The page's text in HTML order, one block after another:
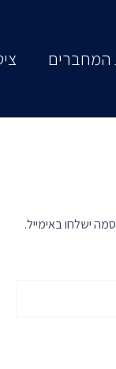
המחברים
ישלחו באימייל.